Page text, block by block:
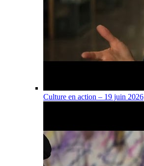
Culture en action – 19 juin 2026